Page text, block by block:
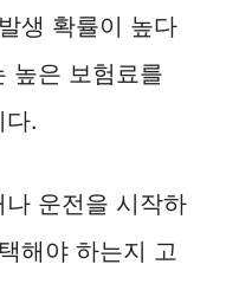
생 확률이 높다
높은 보험료를
다.
운전을 시작하
해야 하는지 고